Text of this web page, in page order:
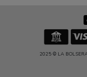
2025 © LA